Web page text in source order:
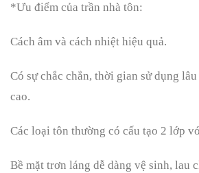
*Ưu điểm của trần nhà tôn:
Cách âm và cách nhiệt hiệu quả.
Có sự chắc chắn, thời gian sử dụng
cao.
Các loại tôn thường có cấu tạo 2 lớp
Bề mặt trơn láng dễ dàng vệ sinh, lau